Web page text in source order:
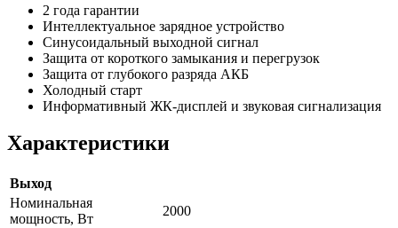
2 года гарантии
Интеллектуальное зарядное устройство
Синусоидальный выходной сигнал
Защита от короткого замыкания и перегрузок
Защита от глубокого разряда АКБ
Холодный старт
Информативный ЖК-дисплей и звуковая сигнализация
Характеристики
Выход
Номинальная
мощность, Вт
2000